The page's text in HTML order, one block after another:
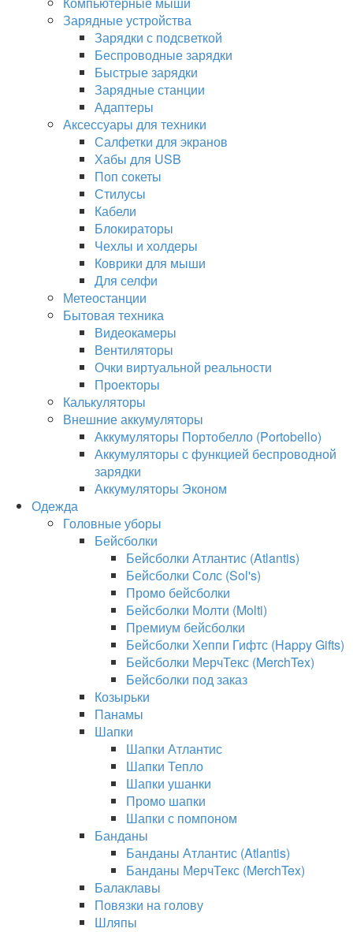
Зарядные устройства
Зарядки с подсветкой
Беспроводные зарядки
Быстрые зарядки
Зарядные станции
Адаптеры
Аксессуары для техники
Салфетки для экранов
Хабы для USB
Поп сокеты
Стилусы
Кабели
Блокираторы
Чехлы и холдеры
Коврики для мыши
Для селфи
Метеостанции
Бытовая техника
Видеокамеры
Вентиляторы
Очки виртуальной реальности
Проекторы
Калькуляторы
Внешние аккумуляторы
Аккумуляторы Портобелло (Portobello)
Аккумуляторы с функцией беспроводной
зарядки
Аккумуляторы Эконом
Одежда
Головные уборы
Бейсболки
Бейсболки Атлантис (Atlantis)
Бейсболки Солс (Sol's)
Промо бейсболки
Бейсболки Молти (Molti)
Премиум бейсболки
Бейсболки Хеппи Гифтс (Happy Gifts)
Бейсболки МерчТекс (MerchTex)
Бейсболки под заказ
Козырьки
Панамы
Шапки
Шапки Атлантис
Шапки Тепло
Шапки ушанки
Промо шапки
Шапки с помпоном
Банданы
Банданы Атлантис (Atlantis)
Банданы МерчТекс (MerchTex)
Балаклавы
Повязки на голову
Шляпы